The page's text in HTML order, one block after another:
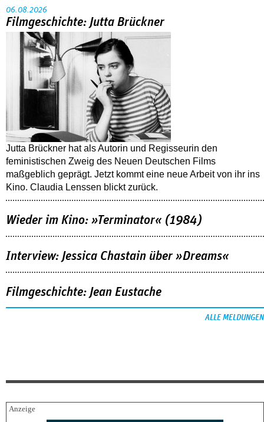
06.08.2026
Filmgeschichte: Jutta Brückner
Jutta Brückner hat als Autorin und Regisseurin den
feministischen Zweig des Neuen Deutschen Films
maßgeblich geprägt. Jetzt kommt eine neue Arbeit von ihr ins
Kino. Claudia Lenssen blickt zurück.
Wieder im Kino: »Terminator« (1984)
Interview: Jessica Chastain über »Dreams«
Filmgeschichte: Jean Eustache
ALLE MELDUNGEN